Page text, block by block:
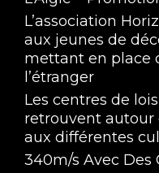
L’association
aux jeunes de
mettant en place
l’étranger
Les centres de
retrouvent autour
aux différentes
340m/s Avec Des